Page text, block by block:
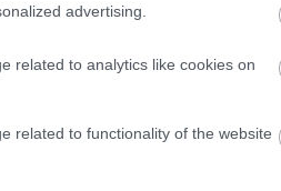
advertising.
related to analytics like cookies on
related to functionality of the website
σήμερα η πλατφόρμα